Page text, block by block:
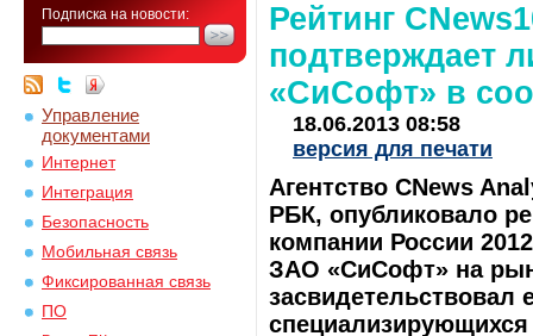
Подписка на новости:
Управление
документами
Интернет
Интеграция
Безопасность
Мобильная связь
Фиксированная связь
ПО
Рейтинг
подтверждает
«СиСофт» в
18.06.2013 08:58
версия для печати
Агентство CNews
РБК, опубликовало
компании России
ЗАО «СиСофт» на
специализирующихся